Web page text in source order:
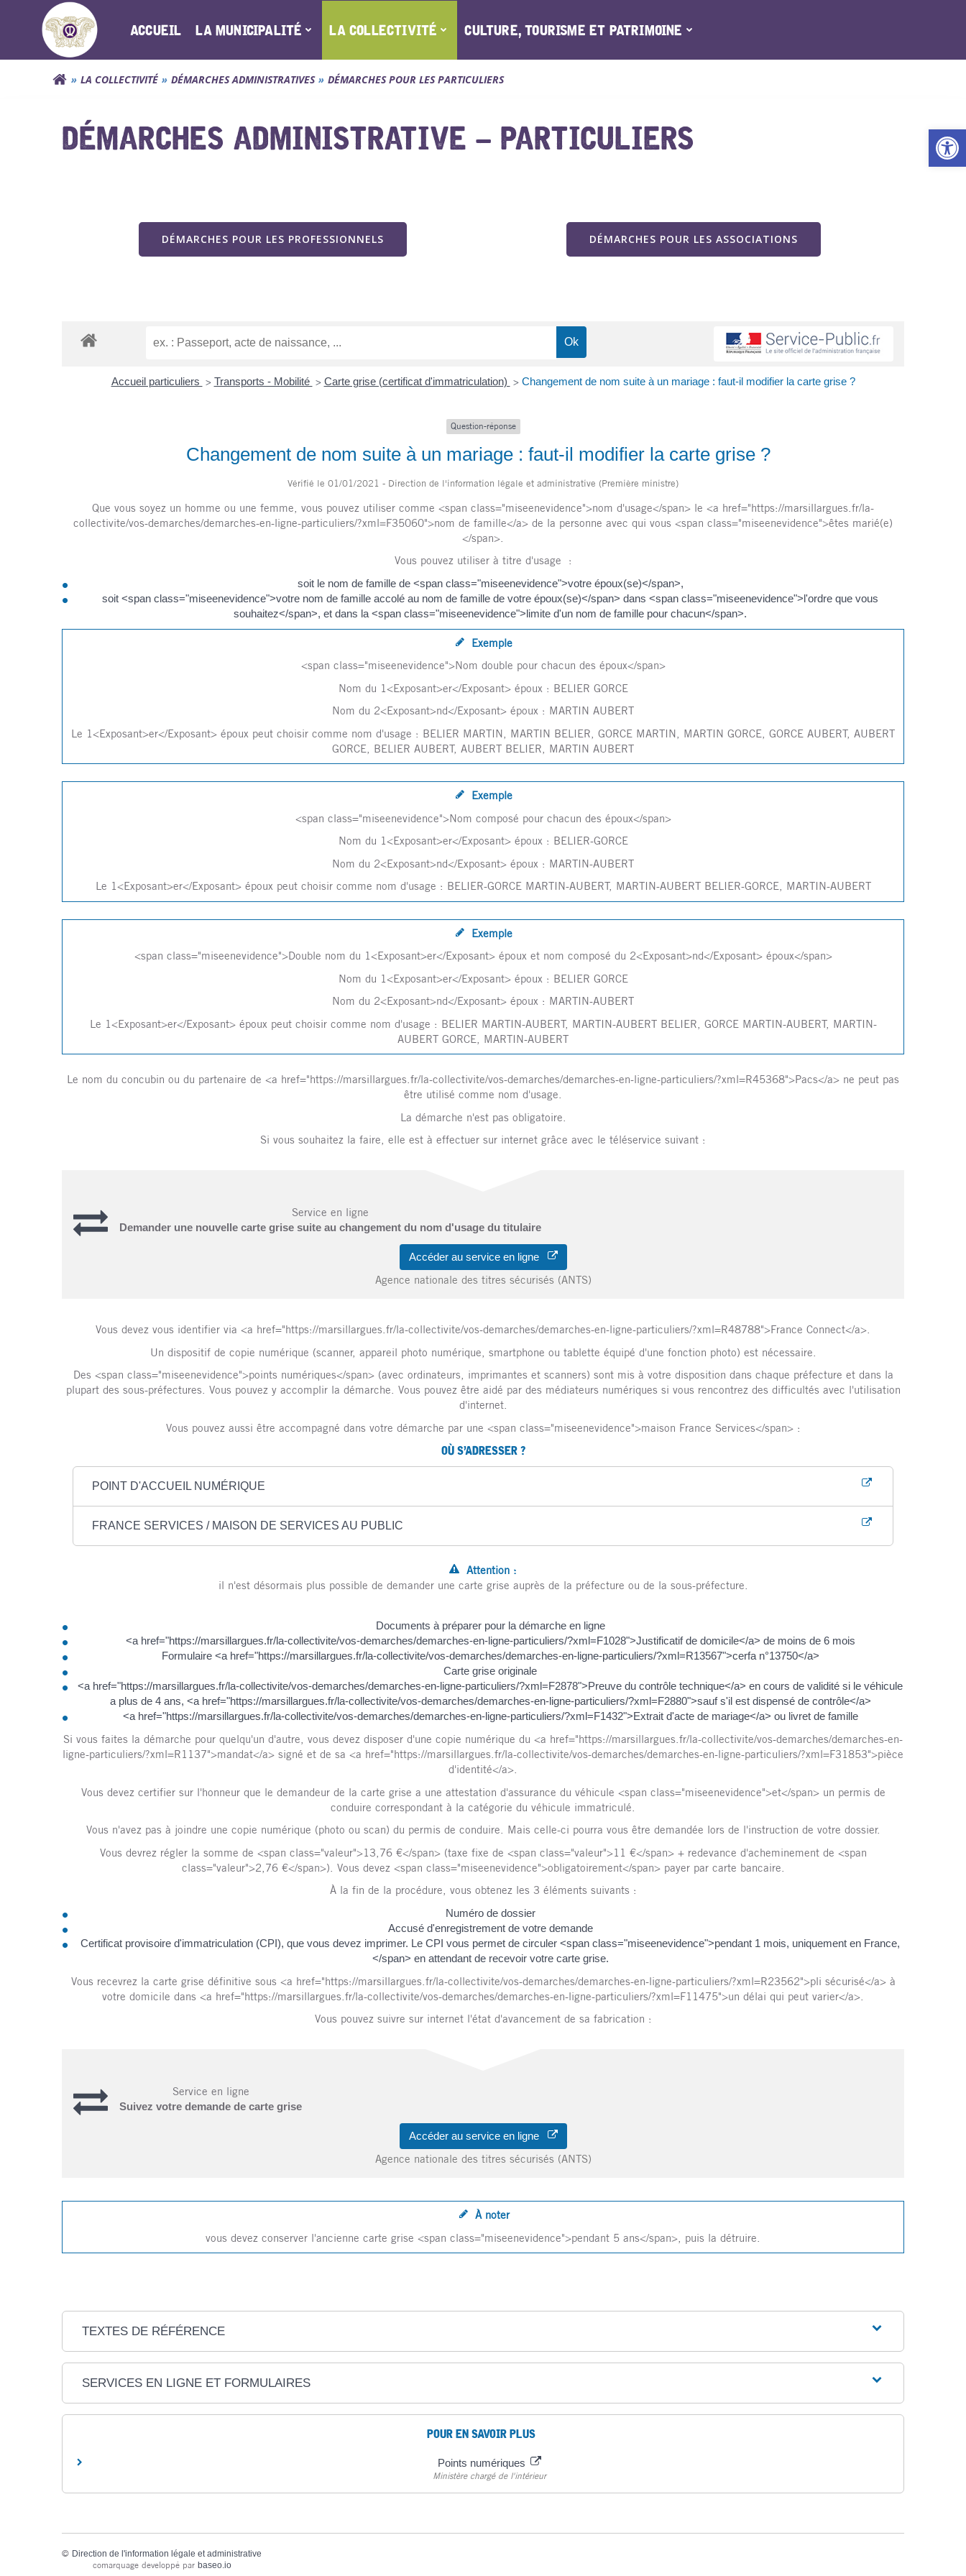
contenu
ACCUEIL LA MUNICIPALITÉ LA COLLECTIVITÉ CULTURE, TOURISME ET PATRIMOINE
LA COLLECTIVITÉ DÉMARCHES ADMINISTRATIVES DÉMARCHES POUR LES PARTICULIERS
DÉMARCHES ADMINISTRATIVE – PARTICULIERS
DÉMARCHES POUR LES PROFESSIONNELS DÉMARCHES POUR LES ASSOCIATIONS
Accueil particuliers > Transports - Mobilité > Carte grise (certificat d'immatriculation) > Changement de nom suite à un mariage : faut-il modifier la carte grise ?
Question-réponse
Changement de nom suite à un mariage : faut-il modifier la carte grise ?
Vérifié le 01/01/2021 - Direction de l'information légale et administrative (Première ministre)
Que vous soyez un homme ou une femme, vous pouvez utiliser comme <span class="miseenevidence">nom d'usage</span> le <a href="https://marsillargues.fr/la-
collectivite/vos-demarches/demarches-en-ligne-particuliers/?xml=F35060">nom de famille</a> de la personne avec qui vous <span class="miseenevidence">êtes marié(e)
</span>.
Vous pouvez utiliser à titre d'usage :
soit le nom de famille de <span class="miseenevidence">votre époux(se)</span>,
soit <span class="miseenevidence">votre nom de famille accolé au nom de famille de votre époux(se)</span> dans <span class="miseenevidence">l'ordre que vous
souhaitez</span>, et dans la <span class="miseenevidence">limite d'un nom de famille pour chacun</span>.
Exemple
<span class="miseenevidence">Nom double pour chacun des époux</span>
Nom du 1<Exposant>er</Exposant> époux : BELIER GORCE
Nom du 2<Exposant>nd</Exposant> époux : MARTIN AUBERT
Le 1<Exposant>er</Exposant> époux peut choisir comme nom d'usage : BELIER MARTIN, MARTIN BELIER, GORCE MARTIN, MARTIN GORCE, GORCE AUBERT, AUBERT
GORCE, BELIER AUBERT, AUBERT BELIER, MARTIN AUBERT
Exemple
<span class="miseenevidence">Nom composé pour chacun des époux</span>
Nom du 1<Exposant>er</Exposant> époux : BELIER-GORCE
Nom du 2<Exposant>nd</Exposant> époux : MARTIN-AUBERT
Le 1<Exposant>er</Exposant> époux peut choisir comme nom d'usage : BELIER-GORCE MARTIN-AUBERT, MARTIN-AUBERT BELIER-GORCE, MARTIN-AUBERT
Exemple
<span class="miseenevidence">Double nom du 1<Exposant>er</Exposant> époux et nom composé du 2<Exposant>nd</Exposant> époux</span>
Nom du 1<Exposant>er</Exposant> époux : BELIER GORCE
Nom du 2<Exposant>nd</Exposant> époux : MARTIN-AUBERT
Le 1<Exposant>er</Exposant> époux peut choisir comme nom d'usage : BELIER MARTIN-AUBERT, MARTIN-AUBERT BELIER, GORCE MARTIN-AUBERT, MARTIN-
AUBERT GORCE, MARTIN-AUBERT
Le nom du concubin ou du partenaire de <a href="https://marsillargues.fr/la-collectivite/vos-demarches/demarches-en-ligne-particuliers/?xml=R45368">Pacs</a> ne peut pas
être utilisé comme nom d'usage.
La démarche n'est pas obligatoire.
Si vous souhaitez la faire, elle est à effectuer sur internet grâce avec le téléservice suivant :
Service en ligne
Demander une nouvelle carte grise suite au changement du nom d'usage du titulaire
Accéder au service en ligne
Agence nationale des titres sécurisés (ANTS)
Vous devez vous identifier via <a href="https://marsillargues.fr/la-collectivite/vos-demarches/demarches-en-ligne-particuliers/?xml=R48788">France Connect</a>.
Un dispositif de copie numérique (scanner, appareil photo numérique, smartphone ou tablette équipé d'une fonction photo) est nécessaire.
Des <span class="miseenevidence">points numériques</span> (avec ordinateurs, imprimantes et scanners) sont mis à votre disposition dans chaque préfecture et dans la
plupart des sous-préfectures. Vous pouvez y accomplir la démarche. Vous pouvez être aidé par des médiateurs numériques si vous rencontrez des difficultés avec l'utilisation
d'internet.
Vous pouvez aussi être accompagné dans votre démarche par une <span class="miseenevidence">maison France Services</span> :
OÙ S’ADRESSER ?
POINT D'ACCUEIL NUMÉRIQUE
FRANCE SERVICES / MAISON DE SERVICES AU PUBLIC
Attention :
il n'est désormais plus possible de demander une carte grise auprès de la préfecture ou de la sous-préfecture.
Documents à préparer pour la démarche en ligne
<a href="https://marsillargues.fr/la-collectivite/vos-demarches/demarches-en-ligne-particuliers/?xml=F1028">Justificatif de domicile</a> de moins de 6 mois
Formulaire <a href="https://marsillargues.fr/la-collectivite/vos-demarches/demarches-en-ligne-particuliers/?xml=R13567">cerfa n°13750</a>
Carte grise originale
<a href="https://marsillargues.fr/la-collectivite/vos-demarches/demarches-en-ligne-particuliers/?xml=F2878">Preuve du contrôle technique</a> en cours de validité si le véhicule
a plus de 4 ans, <a href="https://marsillargues.fr/la-collectivite/vos-demarches/demarches-en-ligne-particuliers/?xml=F2880">sauf s'il est dispensé de contrôle</a>
<a href="https://marsillargues.fr/la-collectivite/vos-demarches/demarches-en-ligne-particuliers/?xml=F1432">Extrait d'acte de mariage</a> ou livret de famille
Si vous faites la démarche pour quelqu'un d'autre, vous devez disposer d'une copie numérique du <a href="https://marsillargues.fr/la-collectivite/vos-demarches/demarches-en-
ligne-particuliers/?xml=R1137">mandat</a> signé et de sa <a href="https://marsillargues.fr/la-collectivite/vos-demarches/demarches-en-ligne-particuliers/?xml=F31853">pièce
d'identité</a>.
Vous devez certifier sur l'honneur que le demandeur de la carte grise a une attestation d'assurance du véhicule <span class="miseenevidence">et</span> un permis de
conduire correspondant à la catégorie du véhicule immatriculé.
Vous n'avez pas à joindre une copie numérique (photo ou scan) du permis de conduire. Mais celle-ci pourra vous être demandée lors de l'instruction de votre dossier.
Vous devrez régler la somme de <span class="valeur">13,76 €</span> (taxe fixe de <span class="valeur">11 €</span> + redevance d'acheminement de <span
class="valeur">2,76 €</span>). Vous devez <span class="miseenevidence">obligatoirement</span> payer par carte bancaire.
À la fin de la procédure, vous obtenez les 3 éléments suivants :
Numéro de dossier
Accusé d'enregistrement de votre demande
Certificat provisoire d'immatriculation (CPI), que vous devez imprimer. Le CPI vous permet de circuler <span class="miseenevidence">pendant 1 mois, uniquement en France,
</span> en attendant de recevoir votre carte grise.
Vous recevrez la carte grise définitive sous <a href="https://marsillargues.fr/la-collectivite/vos-demarches/demarches-en-ligne-particuliers/?xml=R23562">pli sécurisé</a> à
votre domicile dans <a href="https://marsillargues.fr/la-collectivite/vos-demarches/demarches-en-ligne-particuliers/?xml=F11475">un délai qui peut varier</a>.
Vous pouvez suivre sur internet l'état d'avancement de sa fabrication :
Service en ligne
Suivez votre demande de carte grise
Accéder au service en ligne
Agence nationale des titres sécurisés (ANTS)
À noter
vous devez conserver l'ancienne carte grise <span class="miseenevidence">pendant 5 ans</span>, puis la détruire.
TEXTES DE RÉFÉRENCE
SERVICES EN LIGNE ET FORMULAIRES
POUR EN SAVOIR PLUS
Points numériques
Ministère chargé de l'intérieur
© Direction de l'information légale et administrative
comarquage developpé par baseo.io